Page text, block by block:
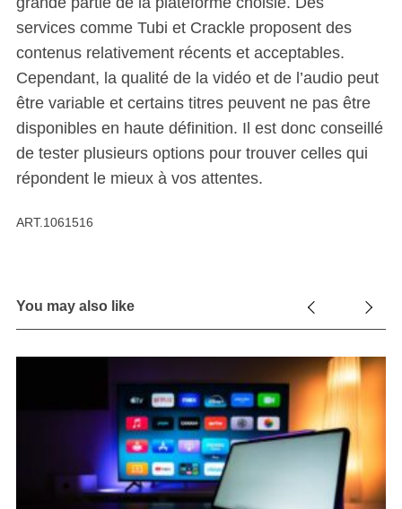
services comme Tubi et Crackle proposent des
contenus relativement récents et acceptables.
Cependant, la qualité de la vidéo et de l’audio peut
être variable et certains titres peuvent ne pas être
disponibles en haute définition. Il est donc conseillé
de tester plusieurs options pour trouver celles qui
répondent le mieux à vos attentes.
ART.1061516
You may also like